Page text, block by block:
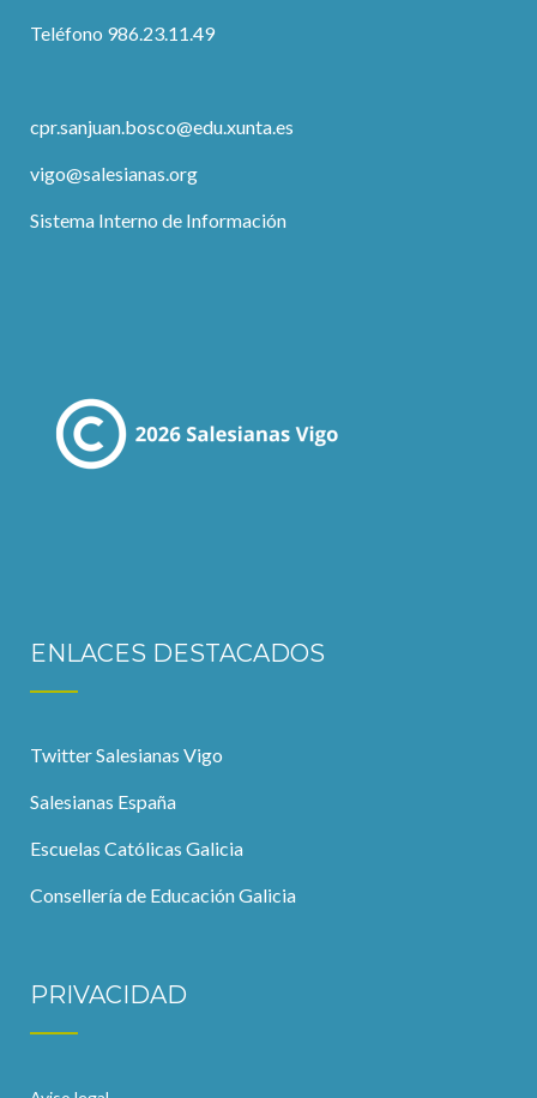
Teléfono 986.23.11.49
cpr.sanjuan.bosco@edu.xunta.es
vigo@salesianas.org
Sistema Interno de Información
ENLACES DESTACADOS
Twitter Salesianas Vigo
Salesianas España
Escuelas Católicas Galicia
Consellería de Educación Galicia
PRIVACIDAD